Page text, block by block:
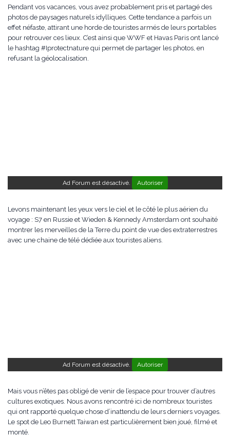
Pendant vos vacances, vous avez probablement pris et partagé des
photos de paysages naturels idylliques. Cette tendance a parfois un
effet néfaste, attirant une horde de touristes armés de leurs portables
pour retrouver ces lieux. C’est ainsi que WWF et Havas Paris ont lancé
le hashtag #Iprotectnature qui permet de partager les photos, en
refusant la géolocalisation.
Ad Forum est désactivé. Autoriser
Levons maintenant les yeux vers le ciel et le côté le plus aérien du
voyage : S7 en Russie et Wieden & Kennedy Amsterdam ont souhaité
montrer les merveilles de la Terre du point de vue des extraterrestres
avec une chaine de télé dédiée aux touristes aliens.
Ad Forum est désactivé. Autoriser
Mais vous n’êtes pas obligé de venir de l’espace pour trouver d’autres
cultures exotiques. Nous avons rencontré ici de nombreux touristes
qui ont rapporté quelque chose d’inattendu de leurs derniers voyages.
Le spot de Leo Burnett Taiwan est particulièrement bien joué, filmé et
monté.